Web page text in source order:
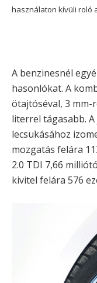
használaton kívüli roló
A benzinesnél
hasonlókat. A
ötajtóséval, 3 mm-
literrel tágasabb.
lecsukásához
mozgatás felára
2.0 TDI 7,66
kivitel felára 576